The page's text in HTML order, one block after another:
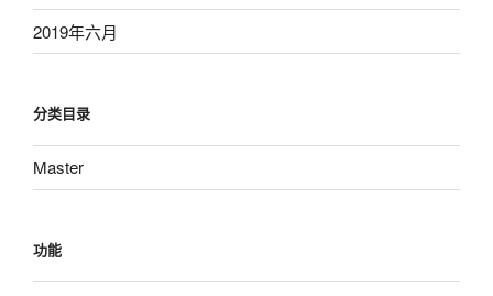
2019年六月
分类目录
Master
功能